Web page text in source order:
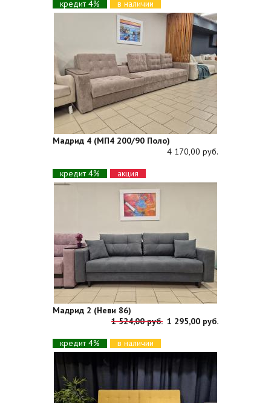
кредит 4%
в наличии
Мадрид 4 (МП4 200/90 Поло)
4 170,00 руб.
кредит 4%
акция
Мадрид 2 (Неви 86)
1 524,00 руб. 1 295,00 руб.
кредит 4%
в наличии